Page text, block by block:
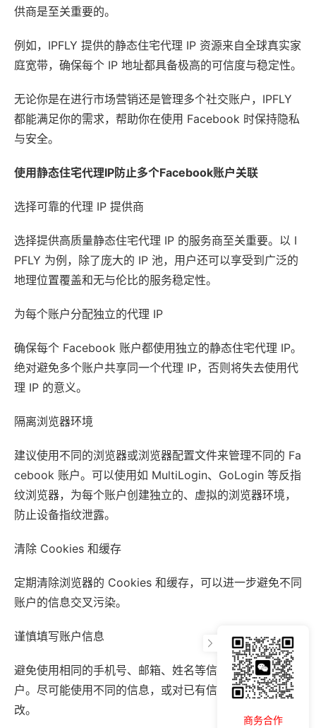
供商是至关重要的。
例如，IPFLY 提供的静态住宅代理 IP 资源来自全球真实家
庭宽带，确保每个 IP 地址都具备极高的可信度与稳定性。
无论你是在进行市场营销还是管理多个社交账户，IPFLY
都能满足你的需求，帮助你在使用 Facebook 时保持隐私
与安全。
使用静态住宅代理IP防止多个Facebook账户关联
选择可靠的代理 IP 提供商
选择提供高质量静态住宅代理 IP 的服务商至关重要。以 I
PFLY 为例，除了庞大的 IP 池，用户还可以享受到广泛的
地理位置覆盖和无与伦比的服务稳定性。
为每个账户分配独立的代理 IP
确保每个 Facebook 账户都使用独立的静态住宅代理 IP。
绝对避免多个账户共享同一个代理 IP，否则将失去使用代
理 IP 的意义。
隔离浏览器环境
建议使用不同的浏览器或浏览器配置文件来管理不同的 Fa
cebook 账户。可以使用如 MultiLogin、GoLogin 等反指
纹浏览器，为每个账户创建独立的、虚拟的浏览器环境，
防止设备指纹泄露。
清除 Cookies 和缓存
定期清除浏览器的 Cookies 和缓存，可以进一步避免不同
账户的信息交叉污染。
谨慎填写账户信息
避免使用相同的手机号、邮箱、姓名等信息创建多个账
户。尽可能使用不同的信息，或对已有信息进行适当的修
改。
商务合作